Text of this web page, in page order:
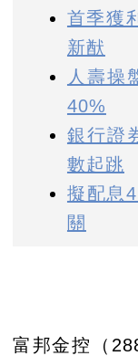
首季獲
新猷
人壽操
40%
銀行證
數起跳
擬配息
關
富邦金控（